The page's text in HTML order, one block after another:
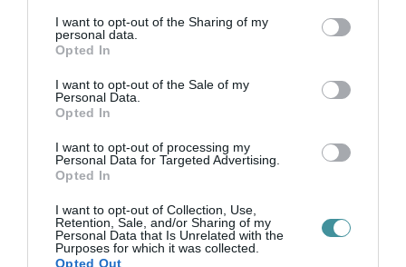
not limited to your visit or usage behaviour. You may click to
grant or deny consent to Google and its third-party tags to
use your data for below specified purposes in below Google
consent section.
I want to opt-out of the Sharing of my
personal data.
Opted In
I want to opt-out of the Sale of my
Personal Data.
Opted In
I want to opt-out of processing my
Personal Data for Targeted Advertising.
Opted In
I want to opt-out of Collection, Use,
Retention, Sale, and/or Sharing of my
Personal Data that Is Unrelated with the
Purposes for which it was collected.
Opted Out
Kb. 19.00: Érkezés a Dobó térre
A kerékpáros felvonulást a város utcáin rendőri
felvezetéssel, a közterület felügyelet és a
biztosítja, a felvonulókat pedig profi
kerékpárosok kísérik!
Tervezett útvonal: